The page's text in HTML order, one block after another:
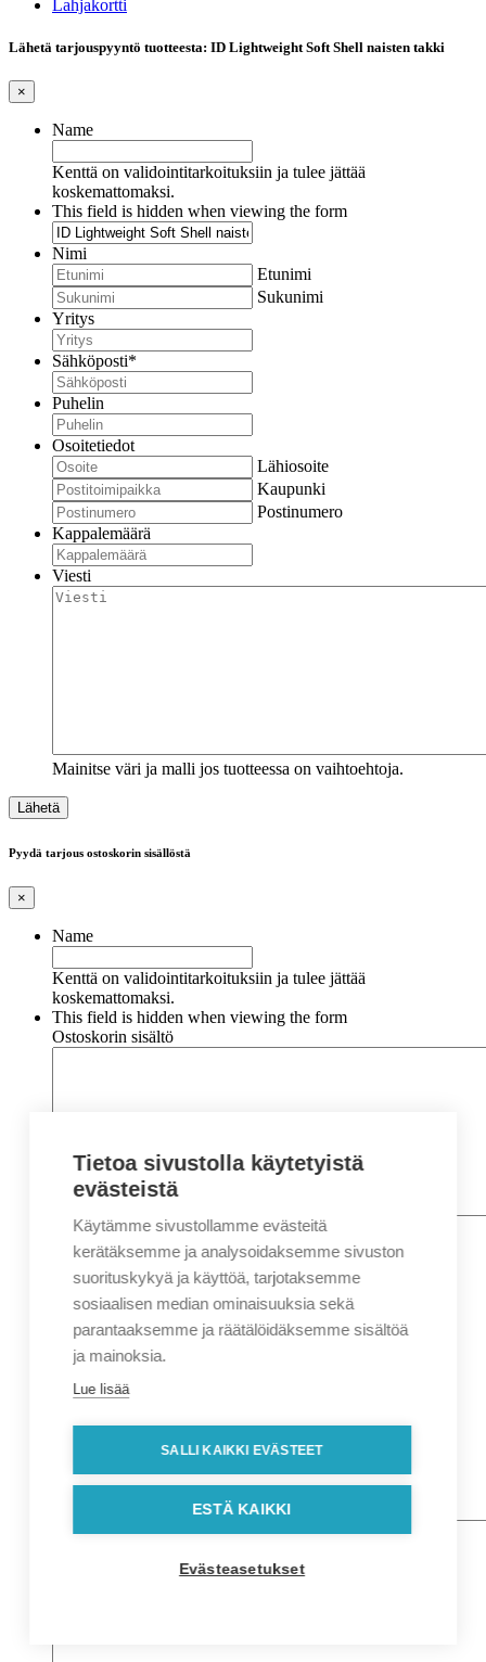
Lahjakortti
Lähetä tarjouspyyntö tuotteesta: ID Lightweight Soft Shell naisten takki
×
Name
Kenttä on validointitarkoituksiin ja tulee jättää
koskemattomaksi.
This field is hidden when viewing the form
Nimi
Etunimi
Sukunimi
Yritys
Sähköposti*
Puhelin
Osoitetiedot
Lähiosoite
Kaupunki
Postinumero
Kappalemäärä
Viesti
Mainitse väri ja malli jos tuotteessa on vaihtoehtoja.
Pyydä tarjous ostoskorin sisällöstä
×
Name
Kenttä on validointitarkoituksiin ja tulee jättää
koskemattomaksi.
This field is hidden when viewing the form
Ostoskorin sisältö
Nimi*
Etunimi
Sukunimi
Sähköposti*
Puhelin*
Osoitetiedot
Lähiosoite
Postinumero
Tietoa sivustolla käytetyistä
evästeistä
Käytämme sivustollamme evästeitä
kerätäksemme ja analysoidaksemme sivuston
suorituskykyä ja käyttöä, tarjotaksemme
sosiaalisen median ominaisuuksia sekä
parantaaksemme ja räätälöidäksemme sisältöä
ja mainoksia.
Lue lisää
SALLI KAIKKI EVÄSTEET
ESTÄ KAIKKI
Evästeasetukset